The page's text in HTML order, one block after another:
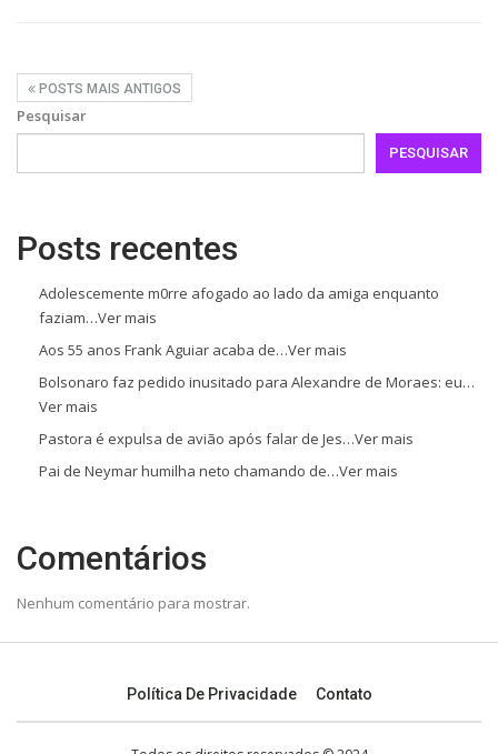
POSTS MAIS ANTIGOS
Pesquisar
PESQUISAR
Posts recentes
Adolescemente m0rre afogado ao lado da amiga enquanto
faziam…Ver mais
Aos 55 anos Frank Aguiar acaba de…Ver mais
Bolsonaro faz pedido inusitado para Alexandre de Moraes: eu…
Ver mais
Pastora é expulsa de avião após falar de Jes…Ver mais
Pai de Neymar humilha neto chamando de…Ver mais
Comentários
Nenhum comentário para mostrar.
Política De Privacidade Contato